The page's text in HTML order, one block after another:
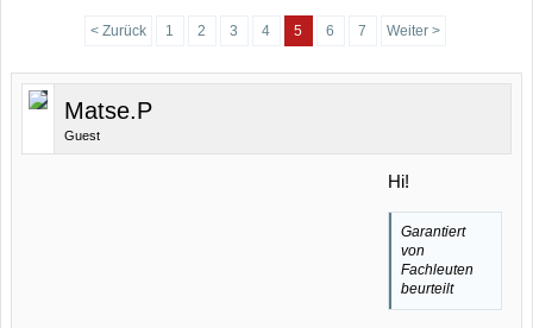
< Zurück 1 2 3 4 5 6 7 Weiter >
Matse.P
Guest
Hi!
Garantiert
von
Fachleuten
beurteilt